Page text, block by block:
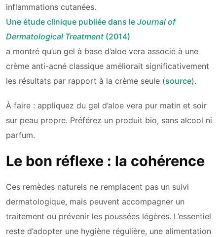
inflammations cutanées.
Une étude clinique publiée dans le Journal of
Dermatological Treatment (2014)
a montré qu’un gel à base d’aloe vera associé à une
crème anti-acné classique améliorait significativement
les résultats par rapport à la crème seule (source).
À faire : appliquez du gel d’aloe vera pur matin et soir
sur peau propre. Préférez un produit bio, sans alcool ni
parfum.
Le bon réflexe : la cohérence
Ces remèdes naturels ne remplacent pas un suivi
dermatologique, mais peuvent accompagner un
traitement ou prévenir les poussées légères. L’essentiel
reste d’adopter une hygiène régulière, une alimentation